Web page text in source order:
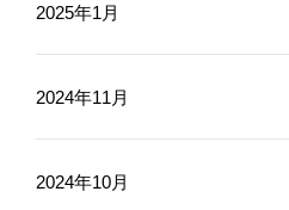
2025年1月
2024年11月
2024年10月